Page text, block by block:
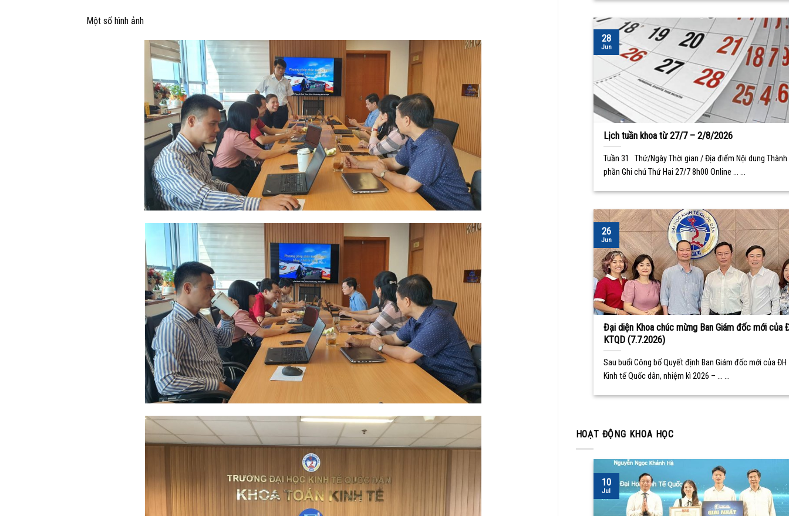
Một số hình ảnh
Lịch tuần khoa từ 27/7 – 2/8/2026
Tuần 31 Thứ/Ngày Thời gian / Địa điểm Nội dung Thành
phần Ghi chú Thứ Hai 27/7 8h00 Online ... ...
28
Jun
Đại diện Khoa chúc mừng Ban Giám đốc mới của
KTQD (7.7.2026)
Sau buổi Công bố Quyết định Ban Giám đốc mới của ĐH
Kinh tế Quốc dân, nhiệm kì 2026 – ... ...
26
Jun
HOẠT ĐỘNG KHOA HỌC
10
Jul